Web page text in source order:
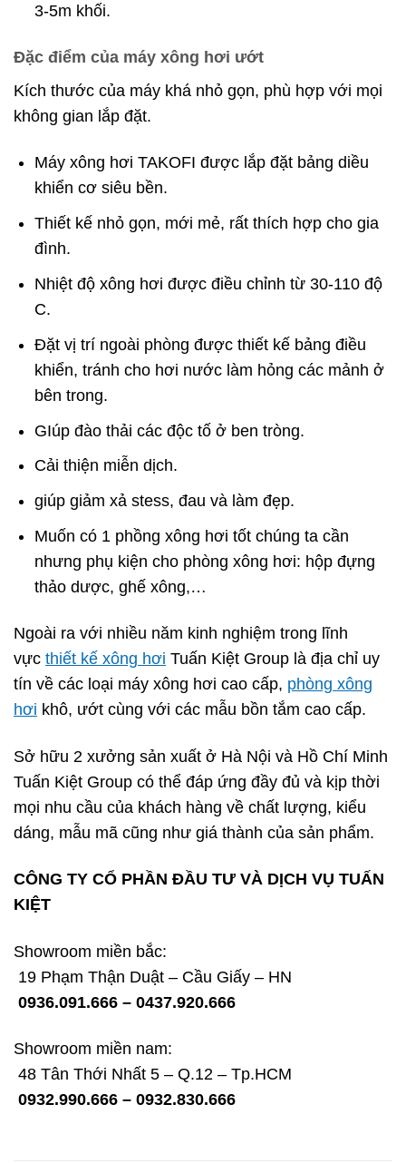
3-5m khối.
Đặc điểm của máy xông hơi ướt
Kích thước của máy khá nhỏ gọn, phù hợp với mọi
không gian lắp đặt.
Máy xông hơi TAKOFI được lắp đặt bảng diều
khiển cơ siêu bền.
Thiết kế nhỏ gọn, mới mẻ, rất thích hợp cho gia
đình.
Nhiệt độ xông hơi được điều chỉnh từ 30-110 độ
C.
Đặt vị trí ngoài phòng được thiết kế bảng điều
khiển, tránh cho hơi nước làm hỏng các mảnh ở
bên trong.
GIúp đào thải các độc tố ở ben tròng.
Cải thiện miễn dịch.
giúp giảm xả stess, đau và làm đẹp.
Muốn có 1 phồng xông hơi tốt chúng ta cần
nhưng phụ kiện cho phòng xông hơi: hộp đựng
thảo dược, ghế xông,…
Ngoài ra với nhiều năm kinh nghiệm trong lĩnh
vực thiết kế xông hơi Tuấn Kiệt Group là địa chỉ uy
tín về các loại máy xông hơi cao cấp, phòng xông
hơi khô, ướt cùng với các mẫu bồn tắm cao cấp.
Sở hữu 2 xưởng sản xuất ở Hà Nội và Hồ Chí Minh
Tuấn Kiệt Group có thể đáp ứng đầy đủ và kịp thời
mọi nhu cầu của khách hàng về chất lượng, kiểu
dáng, mẫu mã cũng như giá thành của sản phẩm.
CÔNG TY CỔ PHẦN ĐẦU TƯ VÀ DỊCH VỤ TUẤN
KIỆT
Showroom miền bắc:
19 Phạm Thận Duật – Cầu Giấy – HN
0936.091.666 – 0437.920.666
Showroom miền nam:
48 Tân Thới Nhất 5 – Q.12 – Tp.HCM
0932.990.666 – 0932.830.666